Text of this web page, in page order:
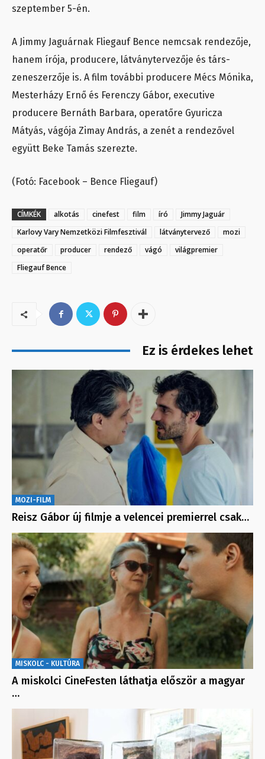
szeptember 5-én.
A Jimmy Jaguárnak Fliegauf Bence nemcsak rendezője,
hanem írója, producere, látványtervezője és társ-
zeneszerzője is. A film további producere Mécs Mónika,
Mesterházy Ernő és Ferenczy Gábor, executive
producere Bernáth Barbara, operatőre Gyuricza
Mátyás, vágója Zimay András, a zenét a rendezővel
együtt Beke Tamás szerezte.
(Fotó: Facebook – Bence Fliegauf)
CÍMKÉK alkotás cinefest film író
Jimmy Jaguár
Karlovy Vary Nemzetközi Filmfesztivál
látványtervező
mozi
operatőr
producer rendező vágó
világpremier
Fliegauf Bence
Ez is érdekes lehet
MOZI-FILM
Reisz Gábor új filmje a velencei premierrel csak…
MISKOLC - KULTÚRA
A miskolci CineFesten láthatja először a magyar
…